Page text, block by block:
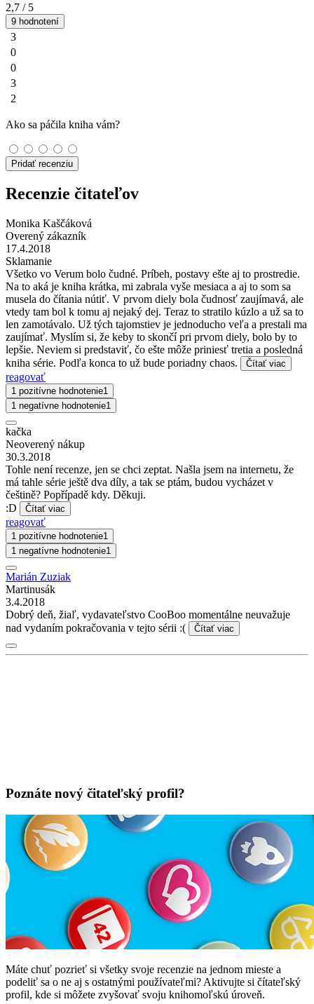
2,7 / 5
9 hodnotení
3
0
0
3
2
Ako sa páčila kniha vám?
Pridať recenziu
Recenzie čitateľov
Monika Kaščáková
Overený zákazník
17.4.2018
Sklamanie
Všetko vo Verum bolo čudné. Príbeh, postavy ešte aj to prostredie.
Na to aká je kniha krátka, mi zabrala vyše mesiaca a aj to som sa
musela do čítania nútiť. V prvom diely bola čudnosť zaujímavá, ale
vtedy tam bol k tomu aj nejaký dej. Teraz to stratilo kúzlo a už sa to
len zamotávalo. Už tých tajomstiev je jednoducho veľa a prestali ma
zaujímať. Myslím si, že keby to skončí pri prvom diely, bolo by to
lepšie. Neviem si predstaviť, čo ešte môže priniesť tretia a posledná
kniha série. Podľa konca to už bude poriadny chaos.
Čítať viac
reagovať
1 pozitívne hodnotenie1
1 negatívne hodnotenie1
kačka
Neoverený nákup
30.3.2018
Tohle není recenze, jen se chci zeptat. Našla jsem na internetu, že
má tahle série ještě dva díly, a tak se ptám, budou vycházet v
češtině? Popřípadě kdy. Děkuji.
:D
Čítať viac
reagovať
1 pozitívne hodnotenie1
1 negatívne hodnotenie1
Marián Zuziak
Martinusák
3.4.2018
Dobrý deň, žiaľ, vydavateľstvo CooBoo momentálne neuvažuje
nad vydaním pokračovania v tejto sérii :(
Čítať viac
Poznáte nový čitateľský profil?
Máte chuť pozrieť si všetky svoje recenzie na jednom mieste a
podeliť sa o ne aj s ostatnými používateľmi? Aktivujte si čítateľský
profil, kde si môžete zvyšovať svoju knihomoľskú úroveň.